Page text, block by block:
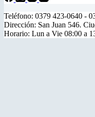
Teléfono: 0379 423-0640 -
Dirección: San Juan 546.
Horario: Lun a Vie 08:00 a